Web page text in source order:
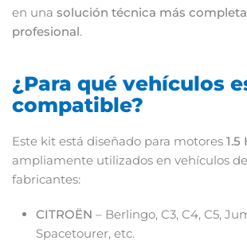
en una solución técnica más
profesional.
¿Para qué vehículos
compatible?
Este kit está diseñado para motores 1.5
ampliamente utilizados en vehículos de
fabricantes:
CITROËN – Berlingo, C3, C4, C5,
Spacetourer, etc.